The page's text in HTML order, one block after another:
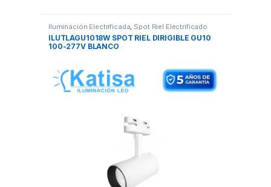
Iluminación Electrificada, Spot Riel Electrificado
ILUTLAGU1018W SPOT RIEL DIRIGIBLE GU10
100-277V BLANCO